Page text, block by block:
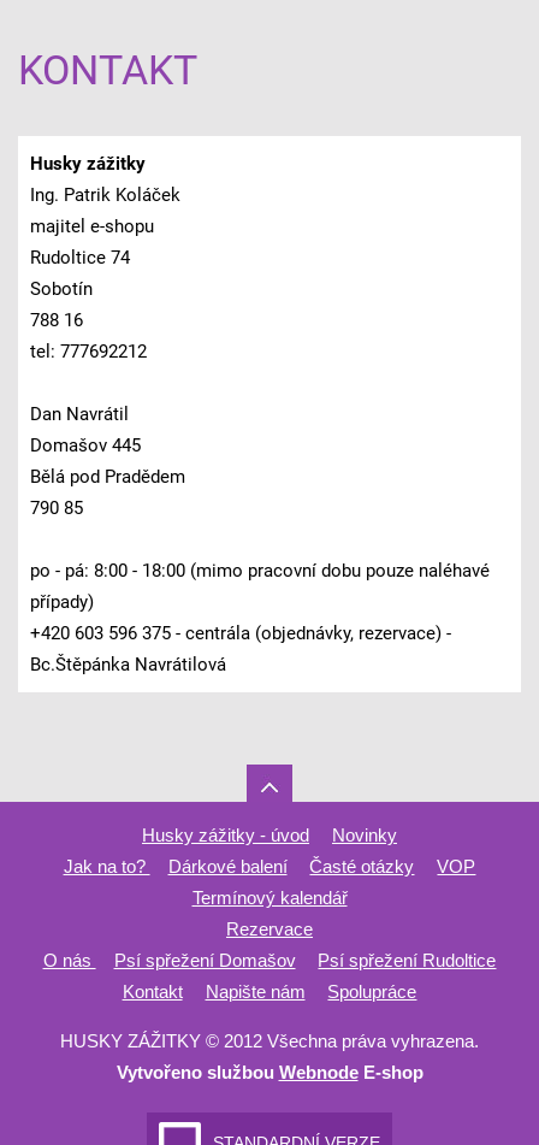
KONTAKT
Husky zážitky
Ing. Patrik Koláček
majitel e-shopu
Rudoltice 74
Sobotín
788 16
tel: 777692212
Dan Navrátil
Domašov 445
Bělá pod Pradědem
790 85
po - pá: 8:00 - 18:00 (mimo pracovní dobu pouze naléhavé
případy)
+420 603 596 375 - centrála (objednávky, rezervace) -
Bc.Štěpánka Navrátilová
Husky zážitky - úvod
Novinky
Jak na to?
Dárkové balení Časté otázky
VOP
Termínový kalendář
Rezervace
O nás
Psí spřežení Domašov
Psí spřežení Rudoltice
Kontakt
Napište nám Spolupráce
HUSKY ZÁŽITKY © 2012 Všechna práva vyhrazena.
Vytvořeno službou WebnodeE-shop